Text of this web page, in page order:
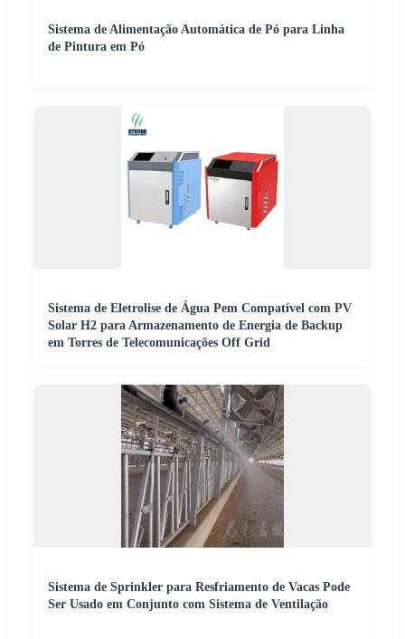
Sistema de Alimentação Automática de Pó para Linha
de Pintura em Pó
Sistema de Eletrolise de Água Pem Compatível com PV
Solar H2 para Armazenamento de Energia de Backup
em Torres de Telecomunicações Off Grid
Sistema de Sprinkler para Resfriamento de Vacas Pode
Ser Usado em Conjunto com Sistema de Ventilação